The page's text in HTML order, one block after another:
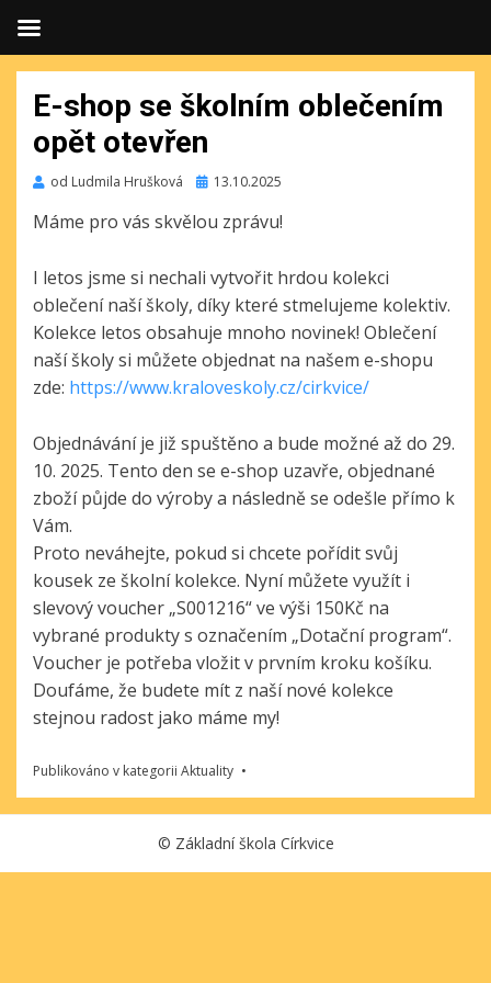
E-shop se školním oblečením
opět otevřen
od Ludmila Hrušková Publikováno
13.10.2025
Máme pro vás skvělou zprávu!
I letos jsme si nechali vytvořit hrdou kolekci
oblečení naší školy, díky které stmelujeme kolektiv.
Kolekce letos obsahuje mnoho novinek! Oblečení
naší školy si můžete objednat na našem e-shopu
zde: https://www.kraloveskoly.cz/cirkvice/
Objednávání je již spuštěno a bude možné až do 29.
10. 2025. Tento den se e-shop uzavře, objednané
zboží půjde do výroby a následně se odešle přímo k
Vám.
Proto neváhejte, pokud si chcete pořídit svůj
kousek ze školní kolekce. Nyní můžete využít i
slevový voucher „S001216“ ve výši 150Kč na
vybrané produkty s označením „Dotační program“.
Voucher je potřeba vložit v prvním kroku košíku.
Doufáme, že budete mít z naší nové kolekce
stejnou radost jako máme my!
Publikováno v kategorii Aktuality
© Základní škola Církvice